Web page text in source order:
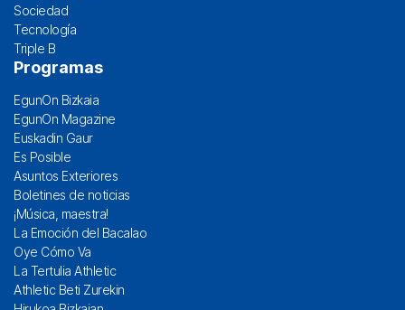
Sociedad
Tecnología
Triple B
Programas
EgunOn Bizkaia
EgunOn Magazine
Euskadin Gaur
Es Posible
Asuntos Exteriores
Boletines de noticias
¡Música, maestra!
La Emoción del Bacalao
Oye Cómo Va
La Tertulia Athletic
Athletic Beti Zurekin